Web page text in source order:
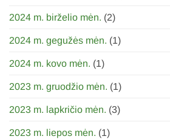
2024 m. birželio mėn. (2)
2024 m. gegužės mėn. (1)
2024 m. kovo mėn. (1)
2023 m. gruodžio mėn. (1)
2023 m. lapkričio mėn. (3)
2023 m. liepos mėn. (1)